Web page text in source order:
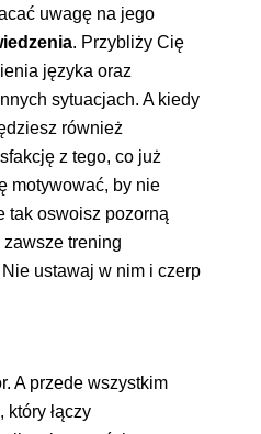
uwagę na jego
. Przybliży Cię
języka oraz
sytuacjach. A kiedy
również
z tego, co już
motywować, by nie
tak oswoisz pozorną
trening
ustawaj w nim i czerp
A przede wszystkim
łączy